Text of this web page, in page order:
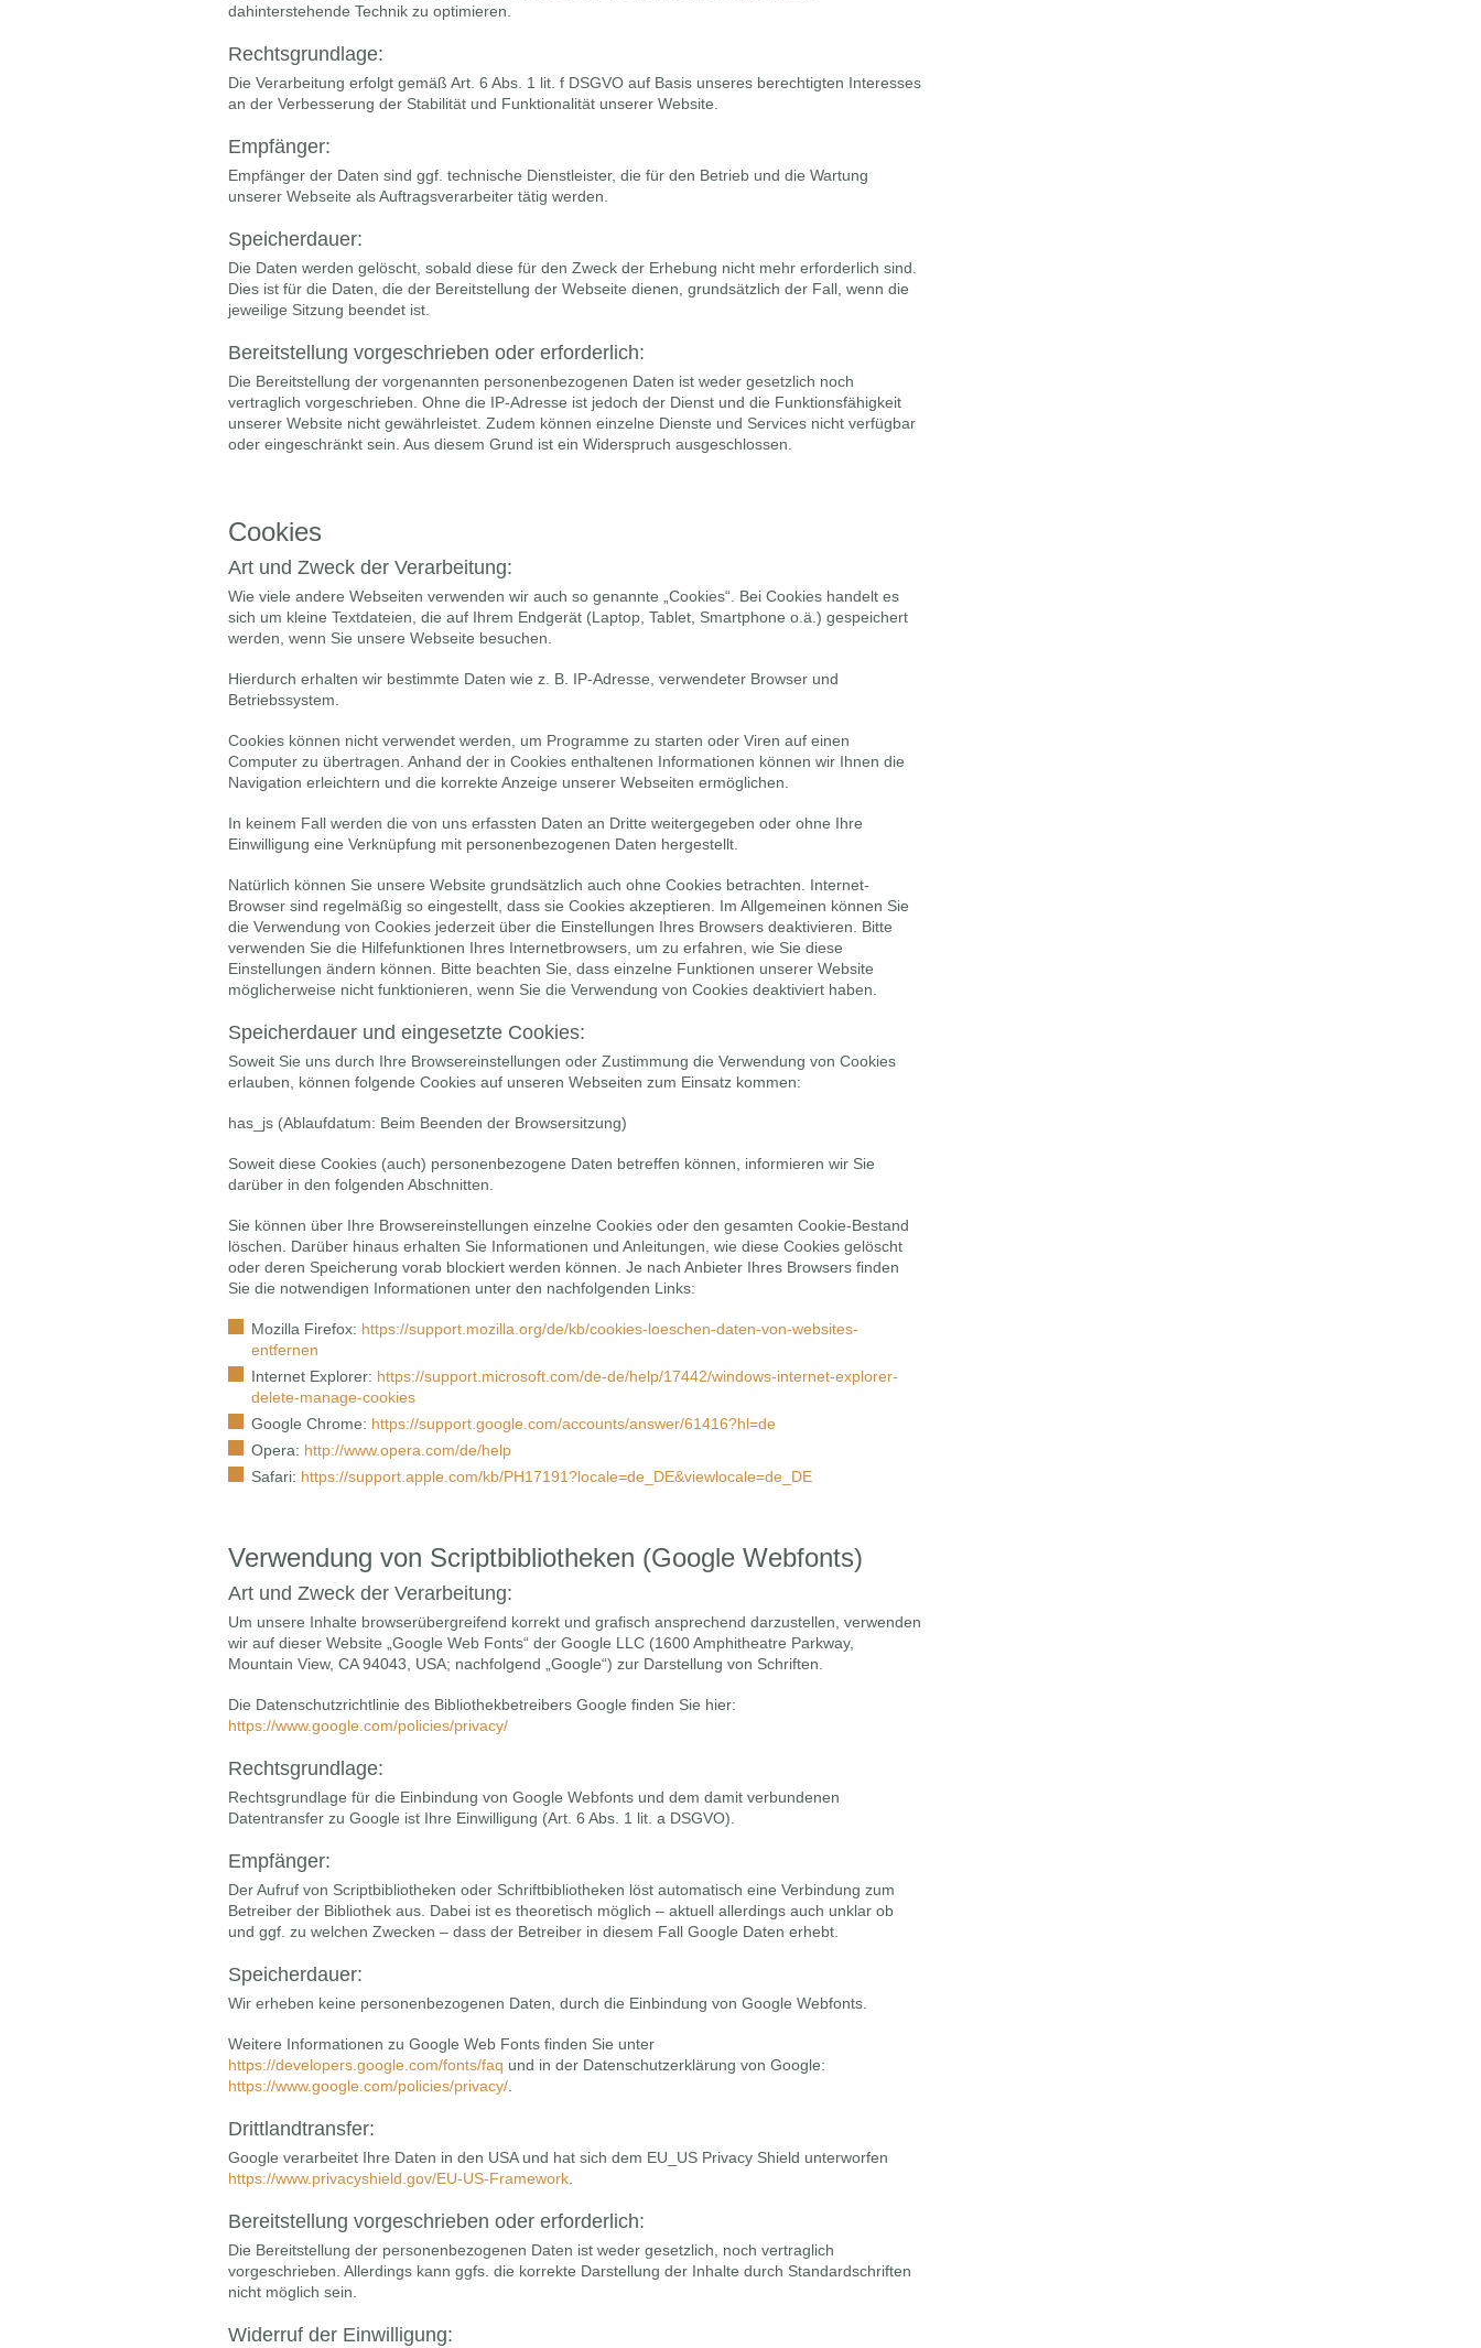
dahinterstehende Technik zu optimieren.
Rechtsgrundlage:
Die Verarbeitung erfolgt gemäß Art. 6 Abs. 1 lit. f DSGVO auf Basis unseres berechtigten Interesses
an der Verbesserung der Stabilität und Funktionalität unserer Website.
Empfänger:
Empfänger der Daten sind ggf. technische Dienstleister, die für den Betrieb und die Wartung
unserer Webseite als Auftragsverarbeiter tätig werden.
Speicherdauer:
Die Daten werden gelöscht, sobald diese für den Zweck der Erhebung nicht mehr erforderlich sind.
Dies ist für die Daten, die der Bereitstellung der Webseite dienen, grundsätzlich der Fall, wenn die
jeweilige Sitzung beendet ist.
Bereitstellung vorgeschrieben oder erforderlich:
Die Bereitstellung der vorgenannten personenbezogenen Daten ist weder gesetzlich noch
vertraglich vorgeschrieben. Ohne die IP-Adresse ist jedoch der Dienst und die Funktionsfähigkeit
unserer Website nicht gewährleistet. Zudem können einzelne Dienste und Services nicht verfügbar
oder eingeschränkt sein. Aus diesem Grund ist ein Widerspruch ausgeschlossen.
Cookies
Art und Zweck der Verarbeitung:
Wie viele andere Webseiten verwenden wir auch so genannte „Cookies“. Bei Cookies handelt es
sich um kleine Textdateien, die auf Ihrem Endgerät (Laptop, Tablet, Smartphone o.ä.) gespeichert
werden, wenn Sie unsere Webseite besuchen.
Hierdurch erhalten wir bestimmte Daten wie z. B. IP-Adresse, verwendeter Browser und
Betriebssystem.
Cookies können nicht verwendet werden, um Programme zu starten oder Viren auf einen
Computer zu übertragen. Anhand der in Cookies enthaltenen Informationen können wir Ihnen die
Navigation erleichtern und die korrekte Anzeige unserer Webseiten ermöglichen.
In keinem Fall werden die von uns erfassten Daten an Dritte weitergegeben oder ohne Ihre
Einwilligung eine Verknüpfung mit personenbezogenen Daten hergestellt.
Natürlich können Sie unsere Website grundsätzlich auch ohne Cookies betrachten. Internet-
Browser sind regelmäßig so eingestellt, dass sie Cookies akzeptieren. Im Allgemeinen können Sie
die Verwendung von Cookies jederzeit über die Einstellungen Ihres Browsers deaktivieren. Bitte
verwenden Sie die Hilfefunktionen Ihres Internetbrowsers, um zu erfahren, wie Sie diese
Einstellungen ändern können. Bitte beachten Sie, dass einzelne Funktionen unserer Website
möglicherweise nicht funktionieren, wenn Sie die Verwendung von Cookies deaktiviert haben.
Speicherdauer und eingesetzte Cookies:
Soweit Sie uns durch Ihre Browsereinstellungen oder Zustimmung die Verwendung von Cookies
erlauben, können folgende Cookies auf unseren Webseiten zum Einsatz kommen:
has_js (Ablaufdatum: Beim Beenden der Browsersitzung)
Soweit diese Cookies (auch) personenbezogene Daten betreffen können, informieren wir Sie
darüber in den folgenden Abschnitten.
Sie können über Ihre Browsereinstellungen einzelne Cookies oder den gesamten Cookie-Bestand
löschen. Darüber hinaus erhalten Sie Informationen und Anleitungen, wie diese Cookies gelöscht
oder deren Speicherung vorab blockiert werden können. Je nach Anbieter Ihres Browsers finden
Sie die notwendigen Informationen unter den nachfolgenden Links:
Mozilla Firefox: https://support.mozilla.org/de/kb/cookies-loeschen-daten-von-websites-
entfernen
Internet Explorer: https://support.microsoft.com/de-de/help/17442/windows-internet-explorer-
delete-manage-cookies
Google Chrome: https://support.google.com/accounts/answer/61416?hl=de
Opera: http://www.opera.com/de/help
Safari: https://support.apple.com/kb/PH17191?locale=de_DE&viewlocale=de_DE
Verwendung von Scriptbibliotheken (Google Webfonts)
Art und Zweck der Verarbeitung:
Um unsere Inhalte browserübergreifend korrekt und grafisch ansprechend darzustellen, verwenden
wir auf dieser Website „Google Web Fonts“ der Google LLC (1600 Amphitheatre Parkway,
Mountain View, CA 94043, USA; nachfolgend „Google“) zur Darstellung von Schriften.
Die Datenschutzrichtlinie des Bibliothekbetreibers Google finden Sie hier:
https://www.google.com/policies/privacy/
Rechtsgrundlage:
Rechtsgrundlage für die Einbindung von Google Webfonts und dem damit verbundenen
Datentransfer zu Google ist Ihre Einwilligung (Art. 6 Abs. 1 lit. a DSGVO).
Empfänger:
Der Aufruf von Scriptbibliotheken oder Schriftbibliotheken löst automatisch eine Verbindung zum
Betreiber der Bibliothek aus. Dabei ist es theoretisch möglich – aktuell allerdings auch unklar ob
und ggf. zu welchen Zwecken – dass der Betreiber in diesem Fall Google Daten erhebt.
Speicherdauer:
Wir erheben keine personenbezogenen Daten, durch die Einbindung von Google Webfonts.
Weitere Informationen zu Google Web Fonts finden Sie unter
https://developers.google.com/fonts/faq und in der Datenschutzerklärung von Google:
https://www.google.com/policies/privacy/
Drittlandtransfer:
Google verarbeitet Ihre Daten in den USA und hat sich dem EU_US Privacy Shield unterworfen
https://www.privacyshield.gov/EU-US-Framework
Bereitstellung vorgeschrieben oder erforderlich:
Die Bereitstellung der personenbezogenen Daten ist weder gesetzlich, noch vertraglich
vorgeschrieben. Allerdings kann ggfs. die korrekte Darstellung der Inhalte durch Standardschriften
nicht möglich sein.
Widerruf der Einwilligung: